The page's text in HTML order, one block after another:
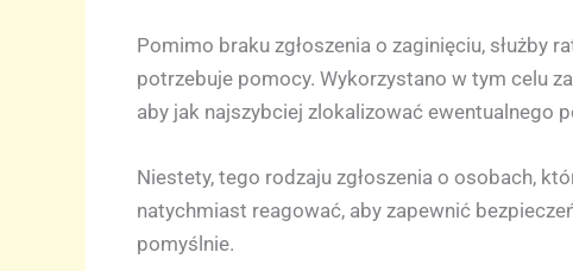
Pomimo braku zgłoszenia o zaginięciu, służby
potrzebuje pomocy. Wykorzystano w tym celu
aby jak najszybciej zlokalizować ewentualnego
Niestety, tego rodzaju zgłoszenia o osobach,
natychmiast reagować, aby zapewnić
pomyślnie.